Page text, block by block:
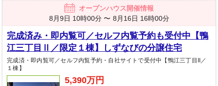
オープンハウス開催情報
8月9日 10時00分 〜 8月16日 16時00分
完成済み・即内覧可／セルフ内覧予約も受付中【鴨
江三丁目Ⅱ／限定１棟】しずなびの分譲住宅
完成済・即内覧可／セルフ内覧予約・自社サイトで受付中【鴨江三丁目II／
１棟】
5,390万円